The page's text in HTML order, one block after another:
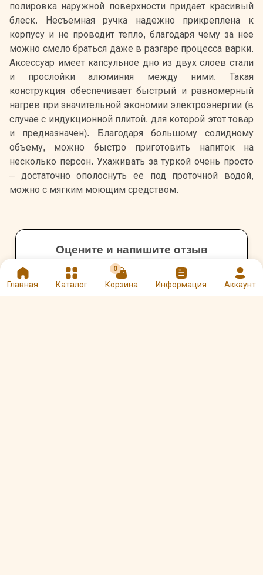
Главная Каталог
0
Корзина Информация Аккаунт
полировка наружной поверхности придает красивый
блеск. Несъемная ручка надежно прикреплена к
корпусу и не проводит тепло, благодаря чему за нее
можно смело браться даже в разгаре процесса варки.
Аксессуар имеет капсульное дно из двух слоев стали
и прослойки алюминия между ними. Такая
конструкция обеспечивает быстрый и равномерный
нагрев при значительной экономии электроэнергии (в
случае с индукционной плитой, для которой этот товар
и предназначен). Благодаря большому солидному
объему, можно быстро приготовить напиток на
несколько персон. Ухаживать за туркой очень просто
– достаточно ополоснуть ее под проточной водой,
можно с мягким моющим средством.
Оцените и напишите отзыв
★ ★ ★